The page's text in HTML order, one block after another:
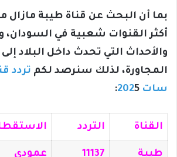
بما أن البحث عن قناة طيبة مازال
أكثر القنوات شعبية في السودان،
والأحداث التي تحدث داخل البلاد
المجاورة، لذلك سنرصد لكم تردد
سات 202 5:
القناة التردد
طيبة 11137 عمودي